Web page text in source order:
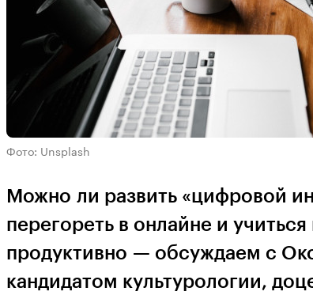
Фото: Unsplash
Можно ли развить «цифровой
перегореть в онлайне и учиться
продуктивно — обсуждаем с
кандидатом культурологии,